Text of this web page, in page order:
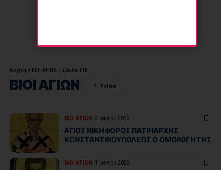
Αρχική » ΒΙΟΙ ΑΓΙΩΝ » Σελίδα 110
ΒΙΟΙ ΑΓΙΩΝ
ΒΙΟΙ ΑΓΙΩΝ 2 Ιουνίου 2022
ΑΓΙΟΣ ΝΙΚΗΦΟΡΟΣ ΠΑΤΡΙΑΡΧΗΣ
ΚΩΝΣΤΑΝΤΙΝΟΥΠΟΛΕΩΣ Ο ΟΜΟΛΟΓΗΤΗΣ
ΒΙΟΙ ΑΓΙΩΝ 1 Ιουνίου 2022